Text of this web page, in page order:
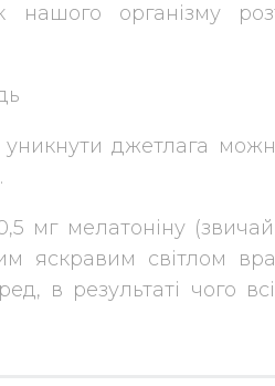
нашого організму
джетлага
мг мелатоніну
яскравим світлом
в результаті чого